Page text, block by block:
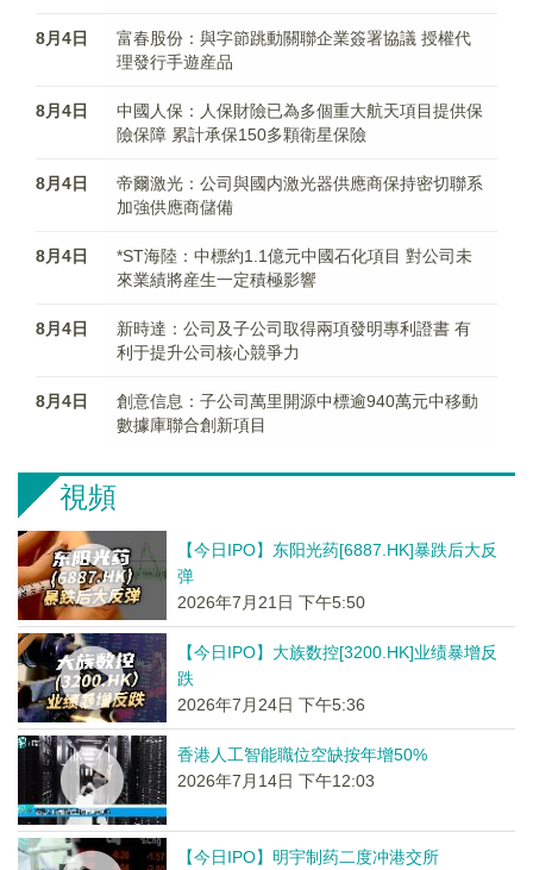
8月4日
富春股份：與字節跳動關聯企業簽署協議 授權代
理發行手遊産品
8月4日
中國人保：人保財險已為多個重大航天項目提供保
險保障 累計承保150多顆衛星保險
8月4日
帝爾激光：公司與國内激光器供應商保持密切聯系
加強供應商儲備
8月4日
*ST海陸：中標約1.1億元中國石化項目 對公司未
來業績將産生一定積極影響
8月4日
新時達：公司及子公司取得兩項發明專利證書 有
利于提升公司核心競爭力
8月4日
創意信息：子公司萬里開源中標逾940萬元中移動
數據庫聯合創新項目
視頻
【今日IPO】东阳光药[6887.HK]暴跌后大反
弹
2026年7月21日 下午5:50
【今日IPO】大族数控[3200.HK]业绩暴增反
跌
2026年7月24日 下午5:36
香港人工智能職位空缺按年增50%
2026年7月14日 下午12:03
【今日IPO】明宇制药二度冲港交所